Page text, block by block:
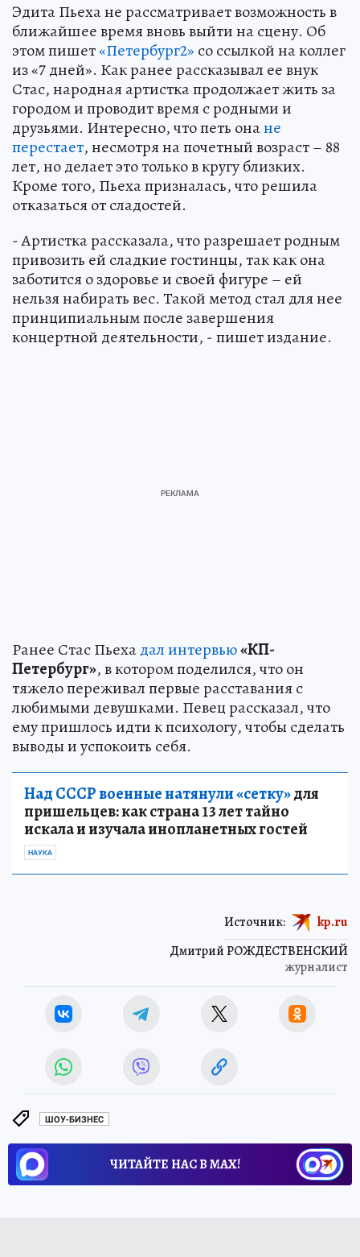
Эдита Пьеха не рассматривает возможность в
ближайшее время вновь выйти на сцену. Об
этом пишет«Петербург2» со ссылкой на коллег
из «7 дней». Как ранее рассказывал ее внук
Стас, народная артистка продолжает жить за
городом и проводит время с родными и
друзьями. Интересно, что петь онане
перестает, несмотря на почетный возраст – 88
лет, но делает это только в кругу близких.
Кроме того, Пьеха призналась, что решила
отказаться от сладостей.
- Артистка рассказала, что разрешает родным
привозить ей сладкие гостинцы, так как она
заботится о здоровье и своей фигуре – ей
нельзя набирать вес. Такой метод стал для нее
принципиальным после завершения
концертной деятельности, - пишет издание.
Ранее Стас Пьехадал интервью«КП-
Петербург», в котором поделился, что он
тяжело переживал первые расставания с
любимыми девушками. Певец рассказал, что
ему пришлось идти к психологу, чтобы сделать
выводы и успокоить себя.
Над СССР военные натянули «сетку»для
пришельцев: как страна 13 лет тайно
искала и изучала инопланетных гостей
НАУКА
Дмитрий РОЖДЕСТВЕНСКИЙ
журналист
Источник: kp.ru
ШОУ-БИЗНЕС
ЧИТАЙТЕ НАС В МАХ!